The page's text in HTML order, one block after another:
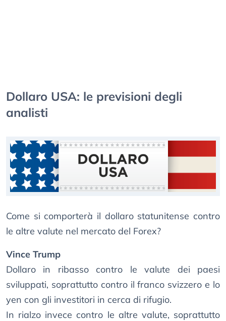
Dollaro USA: le previsioni degli
analisti
Come si comporterà il dollaro statunitense contro
le altre valute nel mercato del Forex?
Vince Trump
Dollaro in ribasso contro le valute dei paesi
sviluppati, soprattutto contro il franco svizzero e lo
yen con gli investitori in cerca di rifugio.
In rialzo invece contro le altre valute, soprattutto